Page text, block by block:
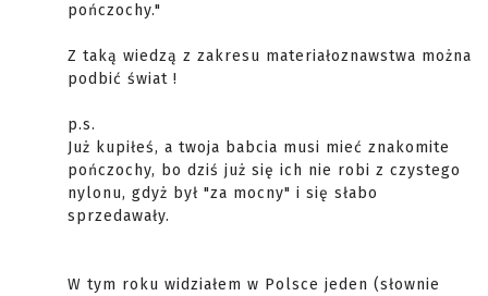
pończochy."
Z taką wiedzą z zakresu materiałoznawstwa można
podbić świat !
p.s.
Już kupiłeś, a twoja babcia musi mieć znakomite
pończochy, bo dziś już się ich nie robi z czystego
nylonu, gdyż był "za mocny" i się słabo
sprzedawały.
W tym roku widziałem w Polsce jeden (słownie